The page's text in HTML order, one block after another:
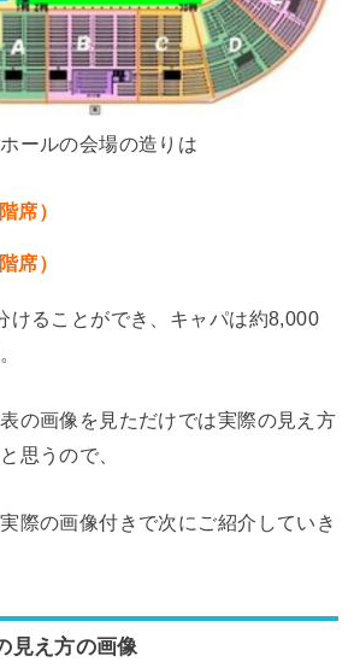
ールの会場の造りは
席）
席）
けることができ、キャパは約8,000
の画像を見ただけでは実際の見え方
思うので、
際の画像付きで次にご紹介していき
見え方の画像